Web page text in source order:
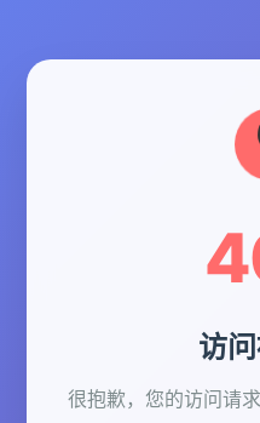
访
很抱歉，您的访问请